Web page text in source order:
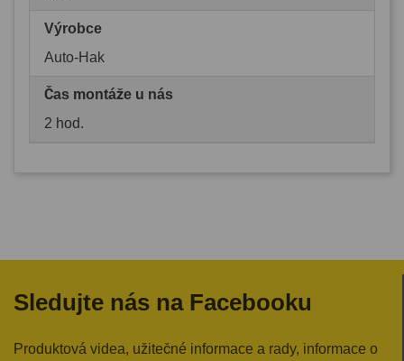
Výrobce
Auto-Hak
Čas montáže u nás
2 hod.
Sledujte nás na Facebooku
Produktová videa, užitečné informace a rady, informace o